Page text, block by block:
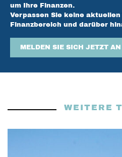
um Ihre Finanzen.
Verpassen Sie keine aktuellen
Finanzbereich und darüber
MELDEN SIE SICH JETZT AN
WEITERE